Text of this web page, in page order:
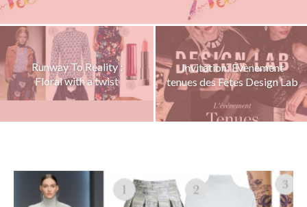
Runway To Reality :
Floral with a twist
Invitation: Évènement
tenues des Fêtes Design Lab